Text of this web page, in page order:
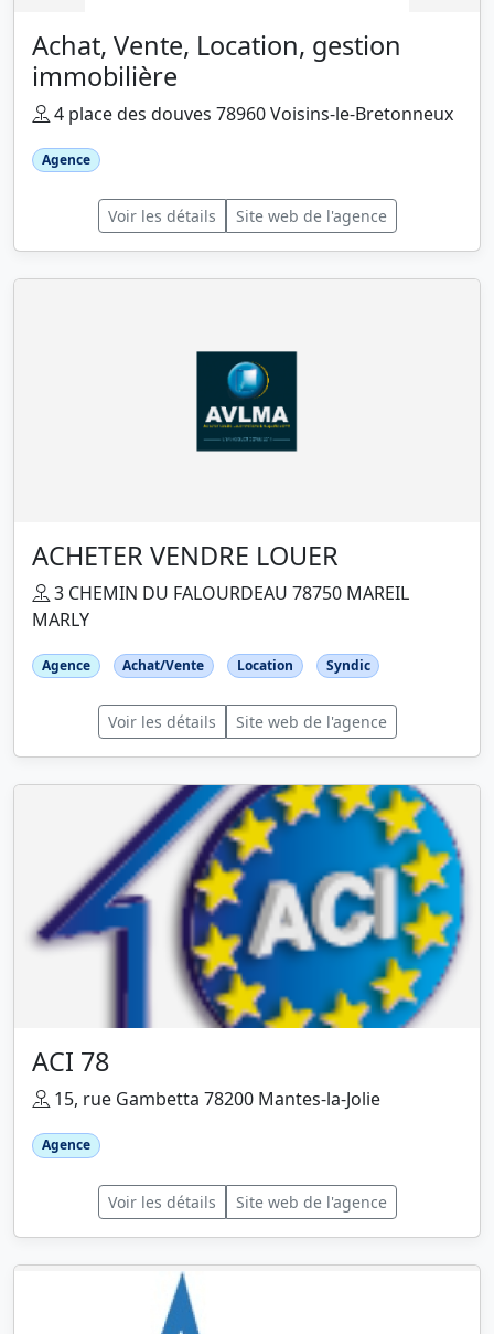
Achat, Vente, Location, gestion
immobilière
4 place des douves 78960 Voisins-le-Bretonneux
Agence
Voir les détails Site web de l'agence
ACHETER VENDRE LOUER
3 CHEMIN DU FALOURDEAU 78750 MAREIL
MARLY
Agence Achat/Vente Location Syndic
Voir les détails Site web de l'agence
ACI 78
15, rue Gambetta 78200 Mantes-la-Jolie
Agence
Voir les détails Site web de l'agence